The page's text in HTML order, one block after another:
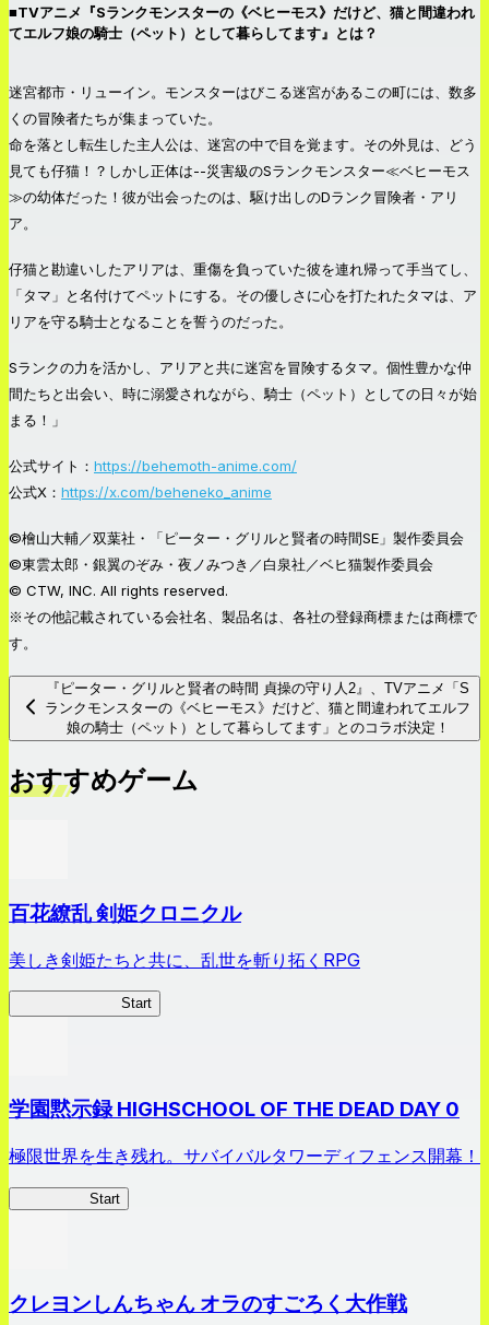
■TVアニメ『Sランクモンスターの《ベヒーモス》だけど、猫と間違われ
てエルフ娘の騎士（ペット）として暮らしてます』とは？
迷宮都市・リューイン。モンスターはびこる迷宮があるこの町には、数多
くの冒険者たちが集まっていた。
命を落とし転生した主人公は、迷宮の中で目を覚ます。その外見は、どう
見ても仔猫！？しかし正体は--災害級のSランクモンスター≪ベヒーモス
≫の幼体だった！彼が出会ったのは、駆け出しのDランク冒険者・アリ
ア。
仔猫と勘違いしたアリアは、重傷を負っていた彼を連れ帰って手当てし、
「タマ」と名付けてペットにする。その優しさに心を打たれたタマは、ア
リアを守る騎士となることを誓うのだった。
Sランクの力を活かし、アリアと共に迷宮を冒険するタマ。個性豊かな仲
間たちと出会い、時に溺愛されながら、騎士（ペット）としての日々が始
まる！」
公式サイト： https://behemoth-anime.com/
公式X： https://x.com/beheneko_anime
©檜山大輔／双葉社・「ピーター・グリルと賢者の時間SE」製作委員会
©東雲太郎・銀翼のぞみ・夜ノみつき／白泉社／ベヒ猫製作委員会
© CTW, INC. All rights reserved.
※その他記載されている会社名、製品名は、各社の登録商標または商標で
す。
『ピーター・グリルと賢者の時間 貞操の守り人2』、TVアニメ「S
ランクモンスターの《ベヒーモス》だけど、猫と間違われてエルフ
娘の騎士（ペット）として暮らしてます」とのコラボ決定！
おすすめゲーム
百花繚乱 剣姫クロニクル
美しき剣姫たちと共に、乱世を斬り拓くRPG
Start
学園黙示録 HIGHSCHOOL OF THE DEAD DAY 0
極限世界を生き残れ。サバイバルタワーディフェンス開幕！
Start
クレヨンしんちゃん オラのすごろく大作戦